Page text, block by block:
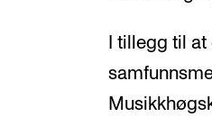
I tillegg til